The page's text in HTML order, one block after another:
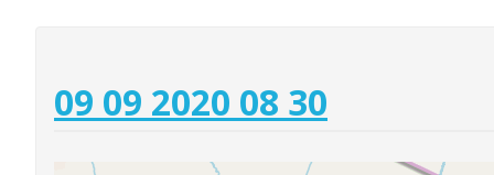
09 09 2020 08 30